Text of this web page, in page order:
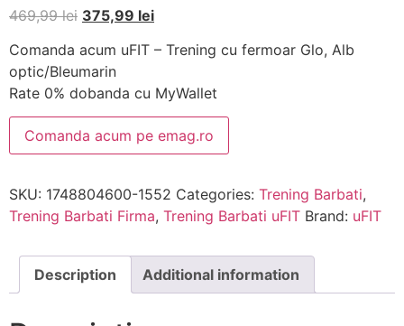
469,99lei 375,99 lei
Comanda acum uFIT – Trening cu fermoar Glo, Alb
optic/Bleumarin
Rate 0% dobanda cu MyWallet
Comanda acum pe emag.ro
SKU: 1748804600-1552 Categories: Trening Barbati,
Trening Barbati Firma, Trening Barbati uFIT Brand: uFIT
Description Additional information